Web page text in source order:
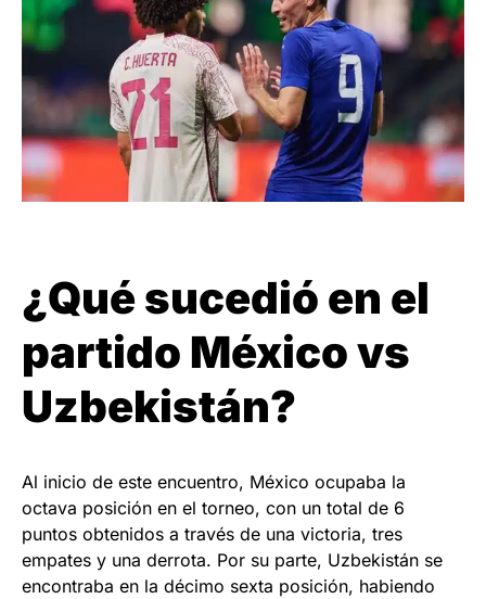
¿Qué sucedió en el
partido México vs
Uzbekistán?
Al inicio de este encuentro, México ocupaba la
octava posición en el torneo, con un total de 6
puntos obtenidos a través de una victoria, tres
empates y una derrota. Por su parte, Uzbekistán se
encontraba en la décimo sexta posición, habiendo